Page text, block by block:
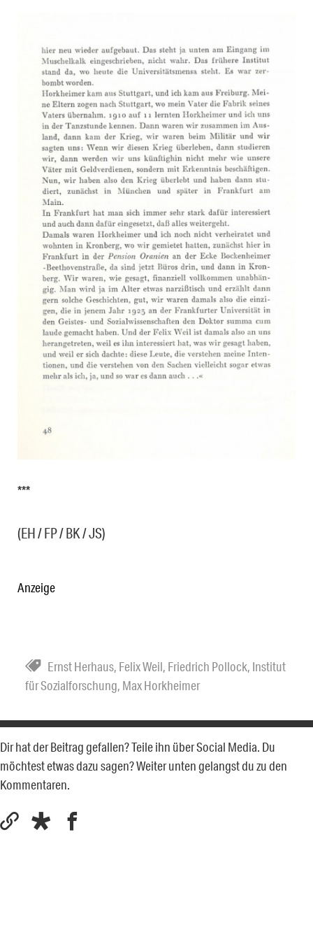
***
(EH / FP / BK / JS)
Anzeige
Ernst Herhaus, Felix Weil, Friedrich Pollock, Institut
für Sozialforschung, Max Horkheimer
Dir hat der Beitrag gefallen? Teile ihn über Social Media. Du
möchtest etwas dazu sagen? Weiter unten gelangst du zu den
Kommentaren.